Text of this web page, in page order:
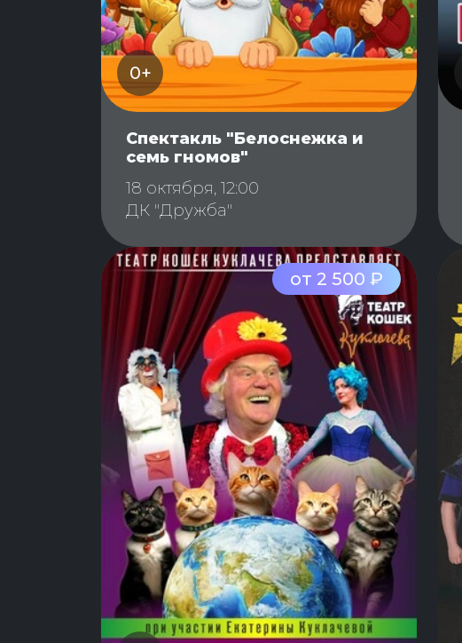
0+
Спектакль "Белоснежка и
семь гномов"
18 октября, 12:00
ДК "Дружба"
от 2 500 ₽